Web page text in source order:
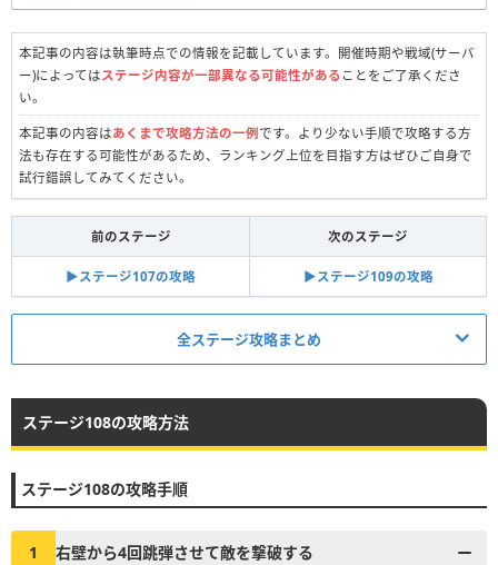
本記事の内容は執筆時点での情報を記載しています。開催時期や戦域(サーバ
ー)によっては ステージ内容が一部異なる可能性がある ことをご了承くださ
い。
本記事の内容はあくまで攻略方法の一例です。より少ない手順で攻略する方
法も存在する可能性があるため、ランキング上位を目指す方はぜひご自身で
試行錯誤してみてください。
前のステージ 次のステージ
▶︎ステージ107の攻略 ▶︎ステージ109の攻略
全ステージ攻略まとめ
▶︎真昼の決闘とファストドロウの解説に戻る
11 12 13 14 15 16 17 18 19 20
21 22 23 24 25 26
ステージ108の攻略方法
ステージ108の攻略手順
1 右壁から4回跳弾させて敵を撃破する